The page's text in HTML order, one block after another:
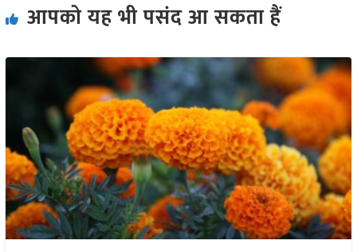
आपको यह भी पसंद आ सकता हैं